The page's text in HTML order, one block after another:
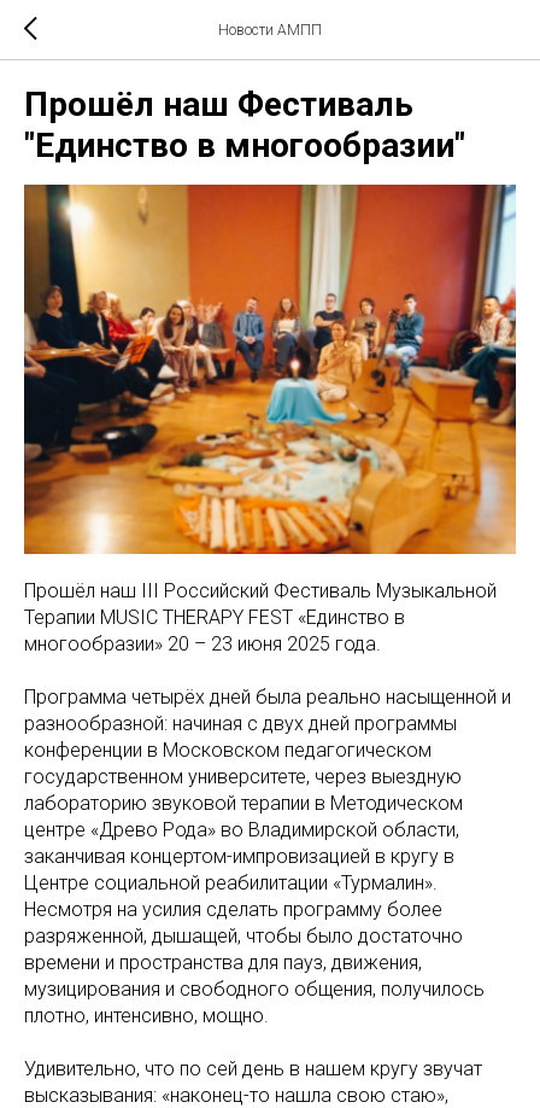
Новости АМПП
Прошёл наш Фестиваль
"Единство в многообразии"
Прошёл наш III Российский Фестиваль Музыкальной
Терапии MUSIC THERAPY FEST «Единство в
многообразии» 20 – 23 июня 2025 года.
Программа четырёх дней была реально насыщенной и
разнообразной: начиная с двух дней программы
конференции в Московском педагогическом
государственном университете, через выездную
лабораторию звуковой терапии в Методическом
центре «Древо Рода» во Владимирской области,
заканчивая концертом-импровизацией в кругу в
Центре социальной реабилитации «Турмалин».
Несмотря на усилия сделать программу более
разряженной, дышащей, чтобы было достаточно
времени и пространства для пауз, движения,
музицирования и свободного общения, получилось
плотно, интенсивно, мощно.
Удивительно, что по сей день в нашем кругу звучат
высказывания: «наконец-то нашла свою стаю»,